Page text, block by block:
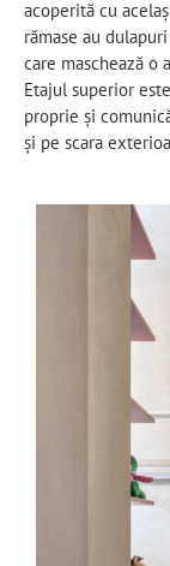
acoperită cu
rămase au
care maschează o
Etajul superior
proprie și
și pe scara